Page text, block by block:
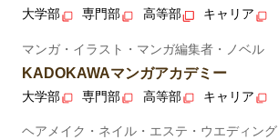
大学部 専門部 高等部 キャリア
マンガ・イラスト・マンガ編集者・ノベル
KADOKAWAマンガアカデミー
大学部 専門部 高等部 キャリア
ヘアメイク・ネイル・エステ・ウエディング